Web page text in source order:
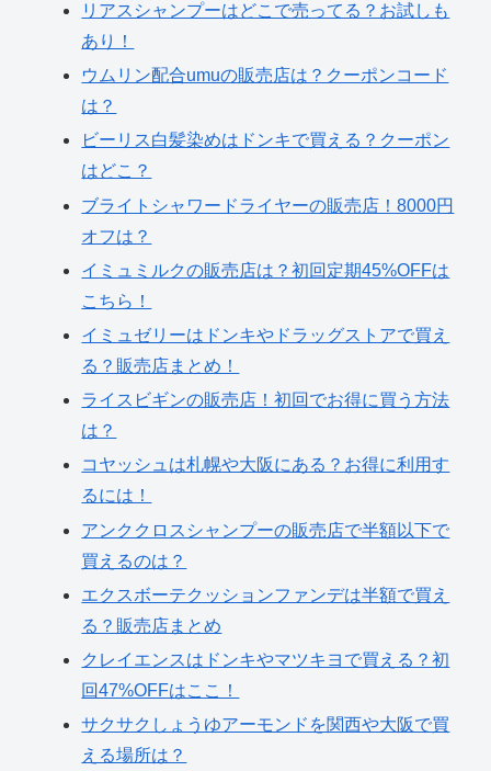
リアスシャンプーはどこで売ってる？お試しも
あり！
ウムリン配合umuの販売店は？クーポンコード
は？
ビーリス白髪染めはドンキで買える？クーポン
はどこ？
ブライトシャワードライヤーの販売店！8000円
オフは？
イミュミルクの販売店は？初回定期45%OFFは
こちら！
イミュゼリーはドンキやドラッグストアで買え
る？販売店まとめ！
ライスビギンの販売店！初回でお得に買う方法
は？
コヤッシュは札幌や大阪にある？お得に利用す
るには！
アンククロスシャンプーの販売店で半額以下で
買えるのは？
エクスボーテクッションファンデは半額で買え
る？販売店まとめ
クレイエンスはドンキやマツキヨで買える？初
回47%OFFはここ！
サクサクしょうゆアーモンドを関西や大阪で買
える場所は？